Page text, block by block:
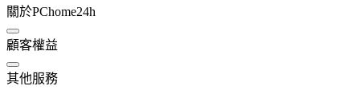
關於PChome24h
顧客權益
其他服務